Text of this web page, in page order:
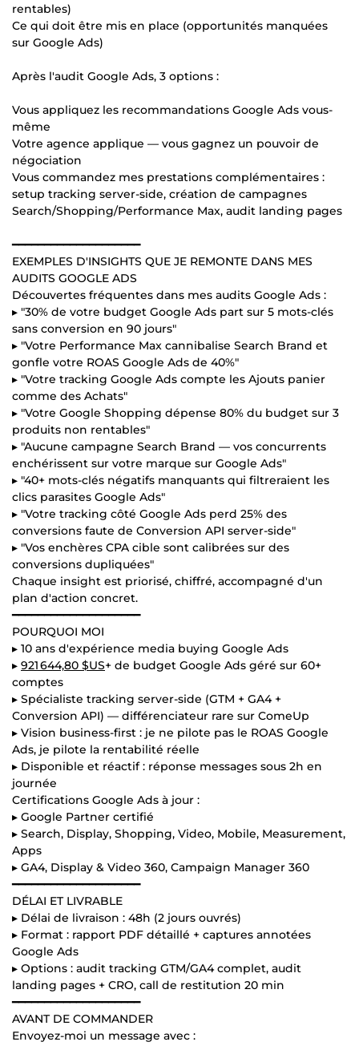
rentables)
Ce qui doit être mis en place (opportunités manquées
sur Google Ads)
Après l'audit Google Ads, 3 options :
Vous appliquez les recommandations Google Ads vous-
même
Votre agence applique — vous gagnez un pouvoir de
négociation
Vous commandez mes prestations complémentaires :
setup tracking server-side, création de campagnes
Search/Shopping/Performance Max, audit landing pages
━━━━━━━━━━━━━━━━━━━━
EXEMPLES D'INSIGHTS QUE JE REMONTE DANS MES
AUDITS GOOGLE ADS
Découvertes fréquentes dans mes audits Google Ads :
▸ "30% de votre budget Google Ads part sur 5 mots-clés
sans conversion en 90 jours"
▸ "Votre Performance Max cannibalise Search Brand et
gonfle votre ROAS Google Ads de 40%"
▸ "Votre tracking Google Ads compte les Ajouts panier
comme des Achats"
▸ "Votre Google Shopping dépense 80% du budget sur 3
produits non rentables"
▸ "Aucune campagne Search Brand — vos concurrents
enchérissent sur votre marque sur Google Ads"
▸ "40+ mots-clés négatifs manquants qui filtreraient les
clics parasites Google Ads"
▸ "Votre tracking côté Google Ads perd 25% des
conversions faute de Conversion API server-side"
▸ "Vos enchères CPA cible sont calibrées sur des
conversions dupliquées"
Chaque insight est priorisé, chiffré, accompagné d'un
plan d'action concret.
━━━━━━━━━━━━━━━━━━━━
POURQUOI MOI
▸ 10 ans d'expérience media buying Google Ads
▸ 921 644,80 $US+ de budget Google Ads géré sur 60+
comptes
▸ Spécialiste tracking server-side (GTM + GA4 +
Conversion API) — différenciateur rare sur ComeUp
▸ Vision business-first : je ne pilote pas le ROAS Google
Ads, je pilote la rentabilité réelle
▸ Disponible et réactif : réponse messages sous 2h en
journée
Certifications Google Ads à jour :
▸ Google Partner certifié
▸ Search, Display, Shopping, Video, Mobile, Measurement,
Apps
▸ GA4, Display & Video 360, Campaign Manager 360
━━━━━━━━━━━━━━━━━━━━
DÉLAI ET LIVRABLE
▸ Délai de livraison : 48h (2 jours ouvrés)
▸ Format : rapport PDF détaillé + captures annotées
Google Ads
▸ Options : audit tracking GTM/GA4 complet, audit
landing pages + CRO, call de restitution 20 min
━━━━━━━━━━━━━━━━━━━━
AVANT DE COMMANDER
Envoyez-moi un message avec :